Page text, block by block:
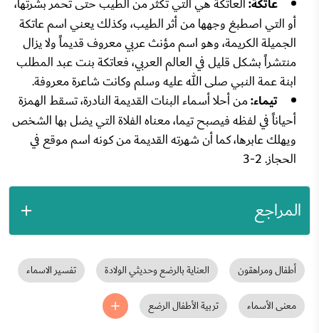
عاتكة:
أو التي اصطبغ وجهها من أثر الطيب، وكذلك يعني اسم عاتكة
الجميلة الكريمة، وهو اسم مؤنث عربي معروف قديماً ولا يزال
منتشراً بشكل قليل في العالم العربي، فعاتكة بنت عبد المطلب
ابنة عمة النبي صلى الله عليه وسلم وكانت شاعرة معروفة.
تيماء:من أحلا أسماء البنات القديمة النادرة، تسقط الهمزة
أحياناً في لفظه فيصبح تيما، معناه الفلاة التي يضل بها الشخص
ويهلك عابرها، كما أن شهرته القديمة من كونه اسم موقع في
الحجاز. 2-3
المراجع
أطفال ومراهقون العناية بالرضع وحديثي الولادة تفسير الاسماء
معنى الأسماء تربية الأطفال الرضع